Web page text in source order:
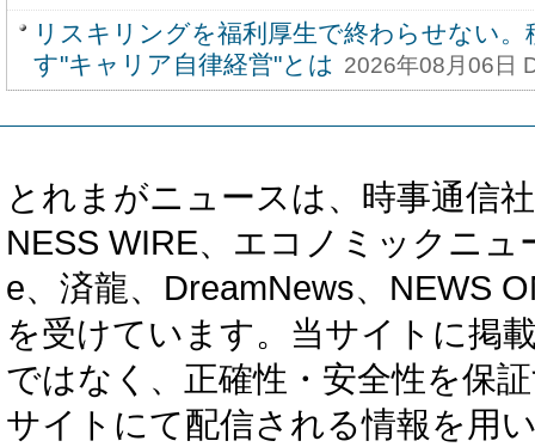
リスキリングを福利厚生で終わらせない
す"キャリア自律経営"とは 2026年08月06日
とれまがニュースは、時事通信
NESS WIRE、エコノミックニ
e、済龍、DreamNews、NEWS
を受けています。当サイトに掲
ではなく、正確性・安全性を保
サイトにて配信される情報を用